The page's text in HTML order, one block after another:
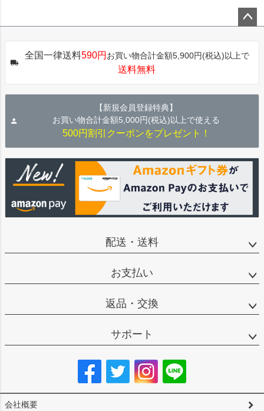
ップ
全国一律送料590円 お買い物合計金額5,900円(税込)以上で
送料無料
【新規会員登録特典】
お買い物合計金額5,000円(税込)以上で使える
500円割引クーポンをプレゼント！
配送・送料
お支払い
返品・交換
サポート
会社概要